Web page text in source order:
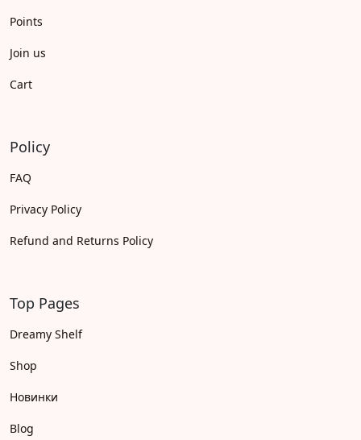
Points
Join us
Cart
Policy
FAQ
Privacy Policy
Refund and Returns Policy
Top Pages
Dreamy Shelf
Shop
Новинки
Blog